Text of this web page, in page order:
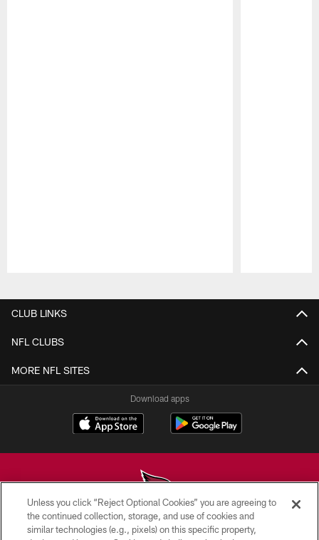
CLUB LINKS
NFL CLUBS
MORE NFL SITES
Download apps
© 2026 ARIZONA CARDINALS. ALL RIGHTS RESERVED.
Unless you click “Reject Optional Cookies” you are agreeing to
the continued collection, storage, and use of cookies and
similar technologies (e.g., pixels) on this specific property,